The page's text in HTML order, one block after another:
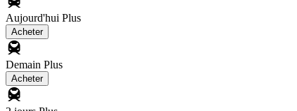
Aujourd'hui Plus
Acheter
Demain Plus
Acheter